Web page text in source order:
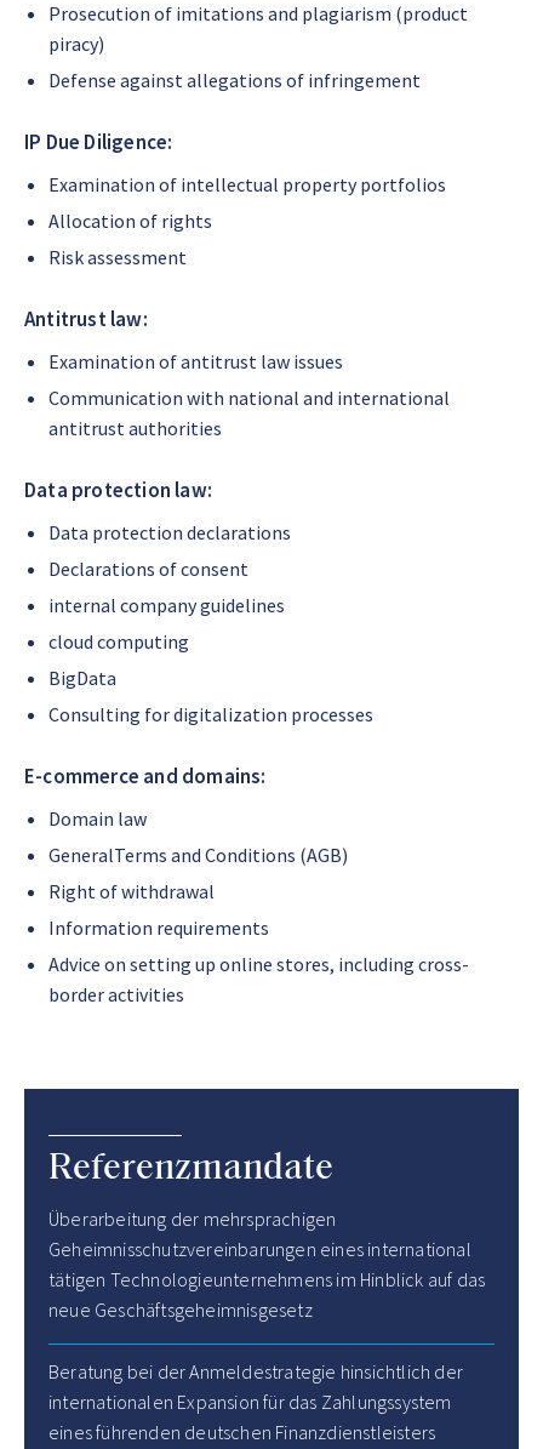
Prosecution of imitations and plagiarism (product
piracy)
Defense against allegations of infringement
IP Due Diligence:
Examination of intellectual property portfolios
Allocation of rights
Risk assessment
Antitrust law:
Examination of antitrust law issues
Communication with national and international
antitrust authorities
Data protection law:
Data protection declarations
Declarations of consent
internal company guidelines
cloud computing
BigData
Consulting for digitalization processes
E-commerce and domains:
Domain law
GeneralTerms and Conditions (AGB)
Right of withdrawal
Information requirements
Advice on setting up online stores, including cross-
border activities
Referenzmandate
Überarbeitung der mehrsprachigen
Geheimnisschutzvereinbarungen eines international
tätigen Technologieunternehmens im Hinblick auf das
neue Geschäftsgeheimnisgesetz
Beratung bei der Anmeldestrategie hinsichtlich der
internationalen Expansion für das Zahlungssystem
eines führenden deutschen Finanzdienstleisters